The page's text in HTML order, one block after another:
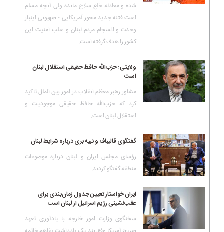
شده و معادله خلع سلاح مانده ولی آنچه مسلم
است فتنه جدید محور آمریکایی - صهیونی اینبار
وحدت و انسجام مردم لبنان و سلب امنیت این
کشور را هدف گرفته است.
ولایتی: حزب‌الله حافظ حقیقی استقلال لبنان
است
مشاور رهبر معظم انقلاب در امور بین الملل تاکید
کرد که حزب‌الله حافظ حقیقی موجودیت و
استقلال لبنان است.
گفتگوی قالیباف و نبیه بری درباره شرایط لبنان
رؤسای مجلس ایران و لبنان درباره موضوعات
منطقه گفتگو کردند.
ایران خواستار تعیین جدول زمان‌بندی برای
عقب‌نشینی رژیم اسرائیل از لبنان است
سخنگوی وزارت امور خارجه با یادآوری تعهد